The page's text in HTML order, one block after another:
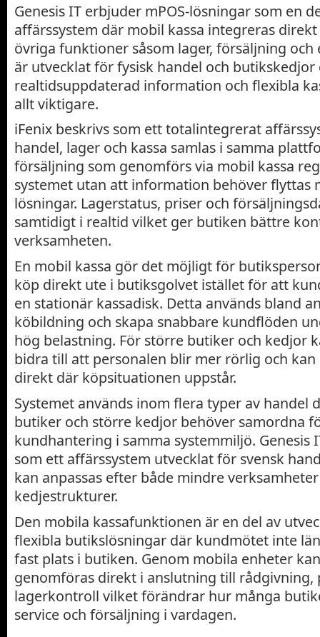
Genesis IT erbjuder mPOS-lösningar som en
affärssystem där mobil kassa integreras
övriga funktioner såsom lager, försäljning och
är utvecklat för fysisk handel och butikskedjor
realtidsuppdaterad information och flexibla
allt viktigare.
iFenix beskrivs som ett totalintegrerat
handel, lager och kassa samlas i samma
försäljning som genomförs via mobil kassa
systemet utan att information behöver flyttas
lösningar. Lagerstatus, priser och
samtidigt i realtid vilket ger butiken bättre
verksamheten.
En mobil kassa gör det möjligt för
köp direkt ute i butiksgolvet istället för att
en stationär kassadisk. Detta används bland
köbildning och skapa snabbare kundflöden
hög belastning. För större butiker och kedjor
bidra till att personalen blir mer rörlig och
direkt där köpsituationen uppstår.
Systemet används inom flera typer av handel
butiker och större kedjor behöver samordna
kundhantering i samma systemmiljö. Genesis
som ett affärssystem utvecklat för svensk
kan anpassas efter både mindre
kedjestrukturer.
Den mobila kassafunktionen är en del av
flexibla butikslösningar där kundmötet inte
fast plats i butiken. Genom mobila enheter
genomföras direkt i anslutning till
lagerkontroll vilket förändrar hur många
service och försäljning i vardagen.